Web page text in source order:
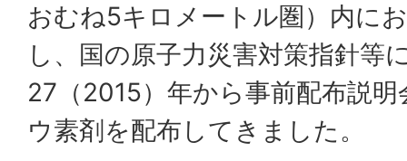
おむね5キロメートル圏）内に
し、国の原子力災害対策指針等
27（2015）年から事前配布説
ウ素剤を配布してきました。